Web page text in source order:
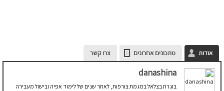
אודות מתכונים אחרונים צרו קשר
danashina
בוגרת בצלאל במגמת צורפות, לאחר שנים של לימוד אפיה ובישול מעבירה